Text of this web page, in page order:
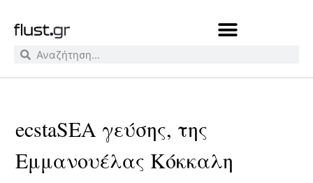
ecstaSEA γεύσης, της
Εμμανουέλας Κόκκαλη